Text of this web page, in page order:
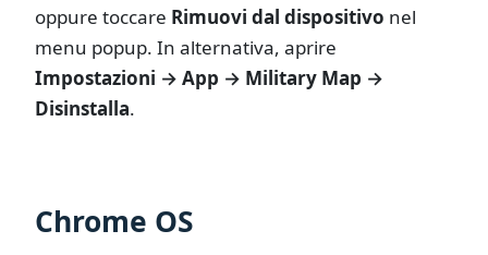
oppure toccare Rimuovi dal dispositivo nel
menu popup. In alternativa, aprire
Impostazioni → App → Military Map →
Disinstalla.
Chrome OS